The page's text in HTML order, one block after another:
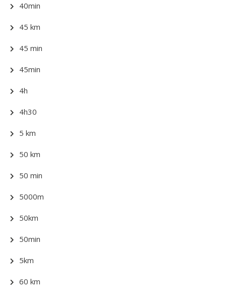
40min
45 km
45 min
45min
4h
4h30
5 km
50 km
50 min
5000m
50km
50min
5km
60 km